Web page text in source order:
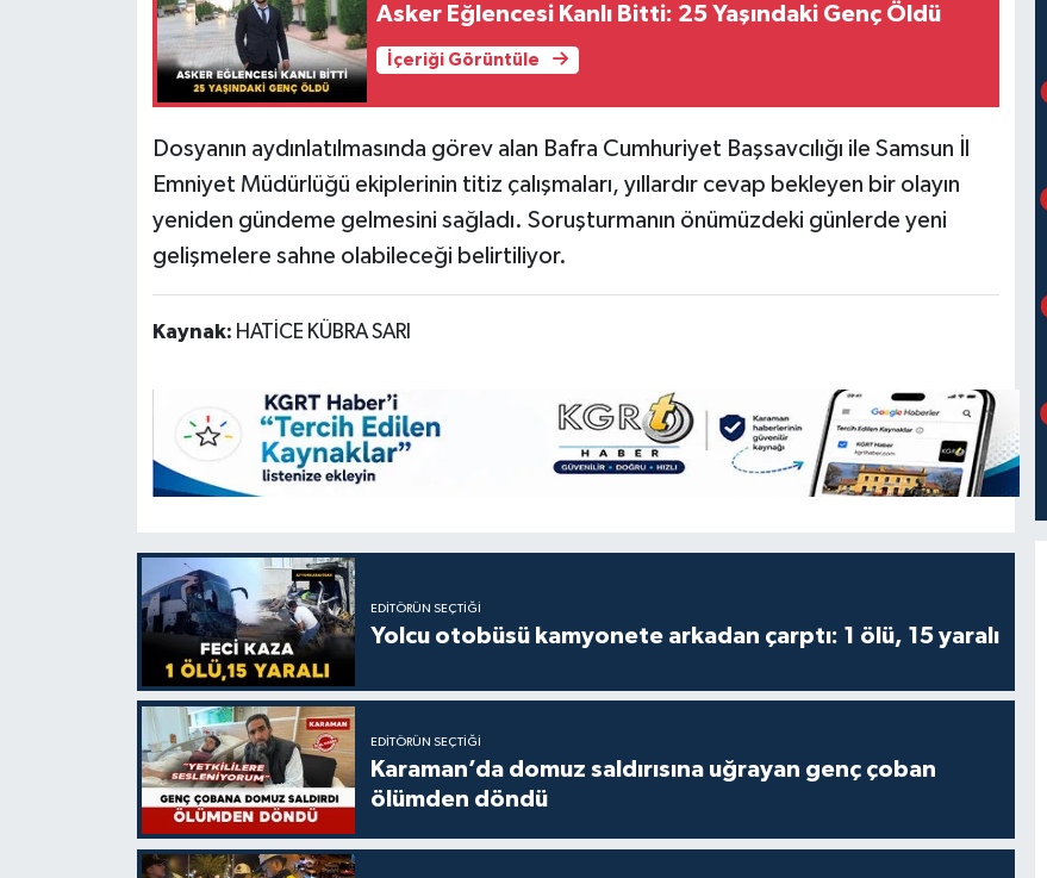
Asker Eğlencesi Kanlı Bitti: 25 Yaşındaki Genç Öldü
İçeriği Görüntüle
Dosyanın aydınlatılmasında görev alan Bafra Cumhuriyet Başsavcılığı ile Samsun İl
Emniyet Müdürlüğü ekiplerinin titiz çalışmaları, yıllardır cevap bekleyen bir olayın
yeniden gündeme gelmesini sağladı. Soruşturmanın önümüzdeki günlerde yeni
gelişmelere sahne olabileceği belirtiliyor.
Kaynak: HATİCE KÜBRA SARI
EDITÖRÜN SEÇTIĞI
Yolcu otobüsü kamyonete arkadan çarptı: 1 ölü, 15 yaralı
EDITÖRÜN SEÇTIĞI
Karaman’da domuz saldırısına uğrayan genç çoban
ölümden döndü